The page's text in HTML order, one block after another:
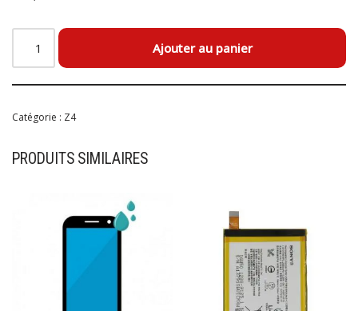
Ajouter au panier
Catégorie : Z4
PRODUITS SIMILAIRES